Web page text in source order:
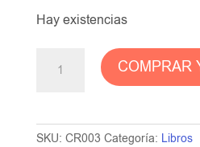
Hay existencias
la
COMPRAR
SKU: CR003 Categoría: Libros